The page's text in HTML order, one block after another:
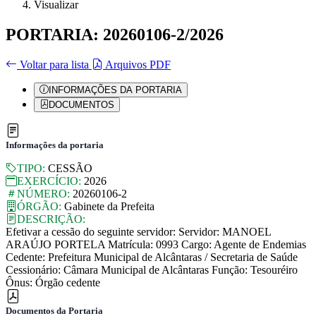
Visualizar
PORTARIA: 20260106-2/2026
Voltar para lista Arquivos PDF
INFORMAÇÕES DA PORTARIA
DOCUMENTOS
Informações da portaria
TIPO: CESSÃO
EXERCÍCIO: 2026
NÚMERO: 20260106-2
ÓRGÃO: Gabinete da Prefeita
DESCRIÇÃO:
Efetivar a cessão do seguinte servidor: Servidor: MANOEL
ARAÚJO PORTELA Matrícula: 0993 Cargo: Agente de Endemias
Cedente: Prefeitura Municipal de Alcântaras / Secretaria de Saúde
Cessionário: Câmara Municipal de Alcântaras Função: Tesouréiro
Ônus: Órgão cedente
Documentos da Portaria